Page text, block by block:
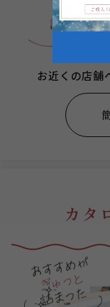
何着でも
試着無料
お近くの店舗
カタ